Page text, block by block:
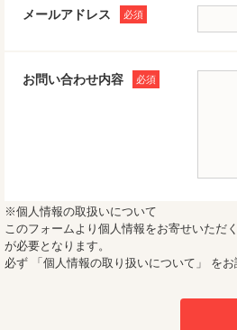
メールアドレス 必須
お問い合わせ内容 必須
※個人情報の取扱いについて
このフォームより個人情報をお寄せいただ
が必要となります。
必ず
「個人情報の取り扱いについて」 を